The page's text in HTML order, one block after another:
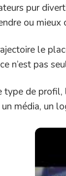
pur
ou mieux
le
n’est pas
type de profil,
média, un